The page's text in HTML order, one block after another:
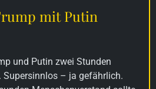
mit Putin
und Putin zwei Stunden
Supersinnlos – ja gefährlich.